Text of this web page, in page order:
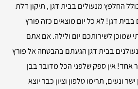
החלפץ מנעולים בבית דגן , תיקון דלת
דגן! לא כל יום מוצאים כזה פורץ
שמוכן לשירותכם יום ולילה. אם אתם
בבית דגן הגעתם בהבטחה אל פורץ
אחד! אין ספק שלפני הכל מדובר בבן
ונעים, תרימו טלפון וציון כבר יוצא